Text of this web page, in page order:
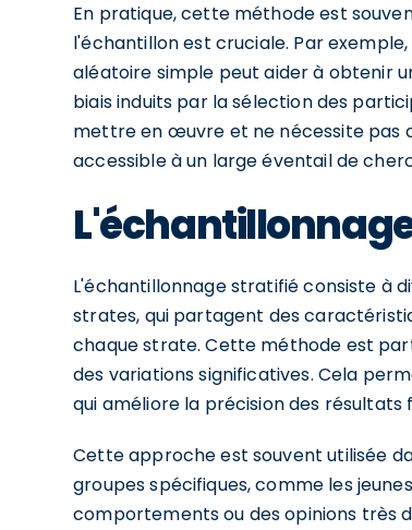
En pratique, cette méthode est
l'échantillon est cruciale. Par
aléatoire simple peut aider à obtenir
biais induits par la sélection des
mettre en œuvre et ne nécessite pas
accessible à un large éventail de
L'échantillonnage stratifié consiste à
strates, qui partagent des
chaque strate. Cette méthode est
des variations significatives. Cela
qui améliore la précision des résultats
Cette approche est souvent utilisée
groupes spécifiques, comme les
comportements ou des opinions très